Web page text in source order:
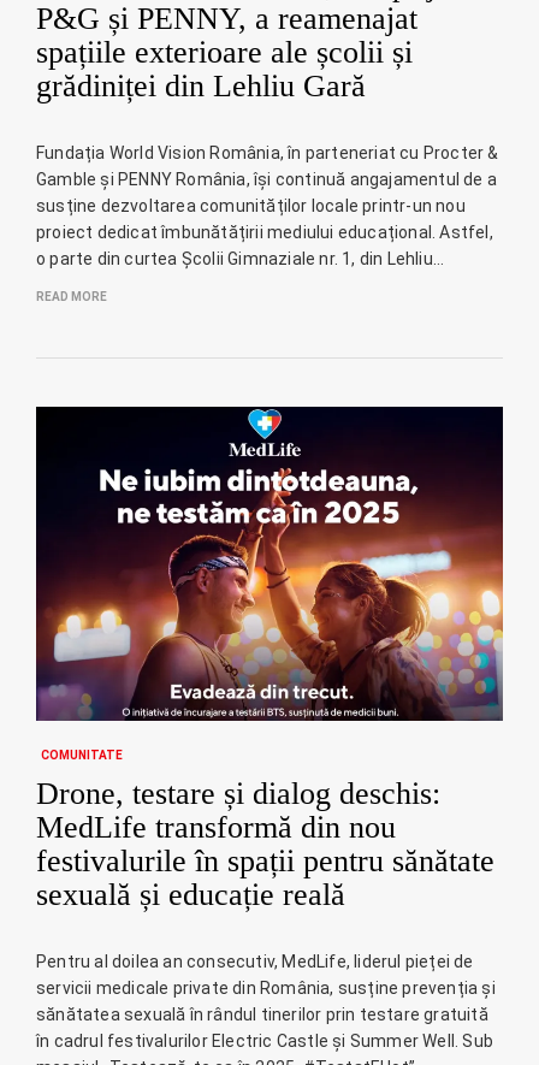
P&G și PENNY, a reamenajat
spațiile exterioare ale școlii și
grădiniței din Lehliu Gară
Fundația World Vision România, în parteneriat cu Procter &
Gamble și PENNY România, își continuă angajamentul de a
susține dezvoltarea comunităților locale printr-un nou
proiect dedicat îmbunătățirii mediului educațional. Astfel,
o parte din curtea Școlii Gimnaziale nr. 1, din Lehliu…
READ MORE
COMUNITATE
Drone, testare și dialog deschis:
MedLife transformă din nou
festivalurile în spații pentru sănătate
sexuală și educație reală
Pentru al doilea an consecutiv, MedLife, liderul pieței de
servicii medicale private din România, susține prevenția și
sănătatea sexuală în rândul tinerilor prin testare gratuită
în cadrul festivalurilor Electric Castle și Summer Well. Sub